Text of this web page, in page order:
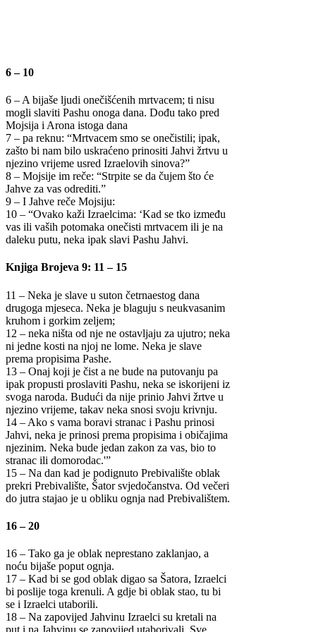
6 – 10
6 – A bijaše ljudi onečišćenih mrtvacem; ti nisu
mogli slaviti Pashu onoga dana. Dođu tako pred
Mojsija i Arona istoga dana
7 – pa reknu: “Mrtvacem smo se onečistili; ipak,
zašto bi nam bilo uskraćeno prinositi Jahvi žrtvu u
njezino vrijeme usred Izraelovih sinova?”
8 – Mojsije im reče: “Strpite se da čujem što će
Jahve za vas odrediti.”
9 – I Jahve reče Mojsiju:
10 – “Ovako kaži Izraelcima: ‘Kad se tko između
vas ili vaših potomaka onečisti mrtvacem ili je na
daleku putu, neka ipak slavi Pashu Jahvi.
Knjiga Brojeva 9: 11 – 15
11 – Neka je slave u suton četrnaestog dana
drugoga mjeseca. Neka je blaguju s neukvasanim
kruhom i gorkim zeljem;
12 – neka ništa od nje ne ostavljaju za ujutro; neka
ni jedne kosti na njoj ne lome. Neka je slave
prema propisima Pashe.
13 – Onaj koji je čist a ne bude na putovanju pa
ipak propusti proslaviti Pashu, neka se iskorijeni iz
svoga naroda. Budući da nije prinio Jahvi žrtve u
njezino vrijeme, takav neka snosi svoju krivnju.
14 – Ako s vama boravi stranac i Pashu prinosi
Jahvi, neka je prinosi prema propisima i običajima
njezinim. Neka bude jedan zakon za vas, bio to
stranac ili domorodac.'”
15 – Na dan kad je podignuto Prebivalište oblak
prekri Prebivalište, Šator svjedočanstva. Od večeri
do jutra stajao je u obliku ognja nad Prebivalištem.
16 – 20
16 – Tako ga je oblak neprestano zaklanjao, a
noću bijaše poput ognja.
17 – Kad bi se god oblak digao sa Šatora, Izraelci
bi poslije toga krenuli. A gdje bi oblak stao, tu bi
se i Izraelci utaborili.
18 – Na zapovijed Jahvinu Izraelci su kretali na
put i na Jahvinu se zapovijed utaborivali. Sve